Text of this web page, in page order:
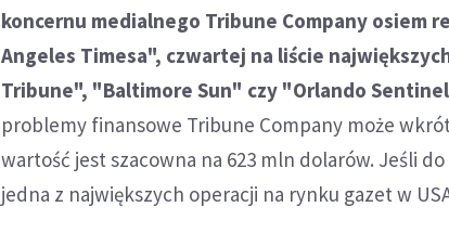
koncernu medialnego Tribune Company osiem
Angeles Timesa", czwartej na liście
Tribune", "Baltimore Sun" czy "Orlando
problemy finansowe Tribune Company może
wartość jest szacowna na 623 mln dolarów. Jeśli
jedna z największych operacji na rynku gazet w